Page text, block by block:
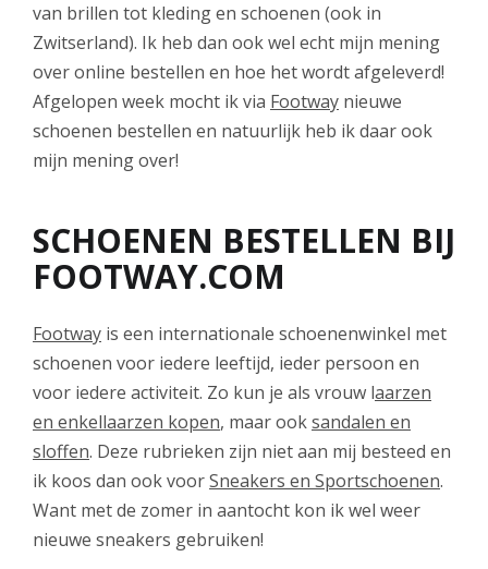
van brillen tot kleding en schoenen (ook in
Zwitserland). Ik heb dan ook wel echt mijn mening
over online bestellen en hoe het wordt afgeleverd!
Afgelopen week mocht ik via Footway nieuwe
schoenen bestellen en natuurlijk heb ik daar ook
mijn mening over!
SCHOENEN BESTELLEN BIJ
FOOTWAY.COM
Footway is een internationale schoenenwinkel met
schoenen voor iedere leeftijd, ieder persoon en
voor iedere activiteit. Zo kun je als vrouw laarzen
en enkellaarzen kopen, maar ooksandalen en
sloffen. Deze rubrieken zijn niet aan mij besteed en
ik koos dan ook voorSneakers en Sportschoenen.
Want met de zomer in aantocht kon ik wel weer
nieuwe sneakers gebruiken!